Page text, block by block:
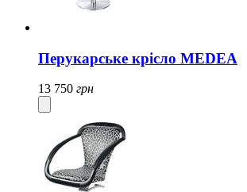
Перукарське крісло MEDEA
13 750 грн